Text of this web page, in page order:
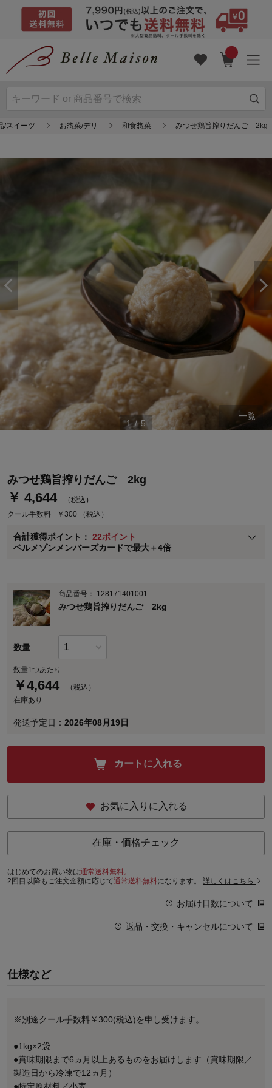
/スイーツ お惣菜/デリ 和食惣菜 みつせ鶏旨搾りだんご 2kg
1 / 5
一覧
みつせ鶏旨搾りだんご 2kg
￥ 4,644
（税込）
クール手数料
￥300 （税込）
合計獲得ポイント： 22ポイント
ベルメゾンメンバーズカードで最大＋4倍
ステージが上がれば送料無料・返品引取無料！
さらにポイント還元最大16倍！
即時入会なら更に500円OFFクーポンプレゼント
ベルメゾン メンバーズカードについて
※メンバーズカードの加算ポイントはステージ倍率適用前の基本ポイント
に対して適用されます。
商品番号： 128171401001
みつせ鶏旨搾りだんご 2kg
数量
数量1つあたり
￥4,644
（税込）
在庫あり
発送予定日： 2026年08月19日
カートに入れる
お気に入りに入れる
在庫・価格チェック
はじめてのお買い物は通常送料無料。
2回目以降もご注文金額に応じて通常送料無料になります。 詳しくはこちら
お届け日数について
返品・交換・キャンセルについて
仕様など
※別途クール手数料￥300(税込)を申し受けます。
●1kg×2袋
●賞味期限まで6ヵ月以上あるものをお届けします（賞味期限／
製造日から冷凍で12ヵ月）
●特定原材料／小麦